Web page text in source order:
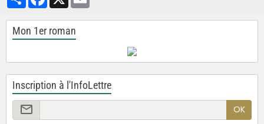
Mon 1er roman
Inscription à l'InfoLettre
OK